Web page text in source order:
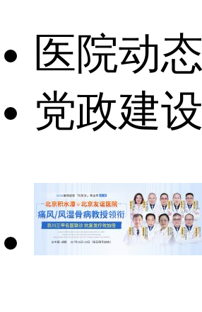
医院动态
党政建设